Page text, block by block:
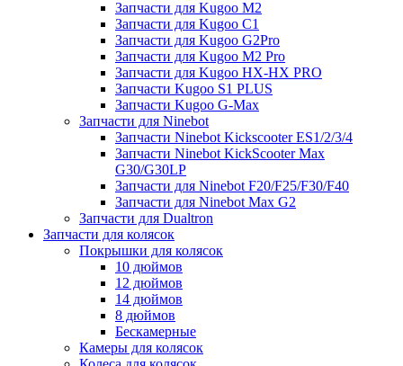
Запчасти для Kugoo M2
Запчасти для Kugoo C1
Запчасти для Kugoo G2Pro
Запчасти для Kugoo M2 Pro
Запчасти для Kugoo HX-HX PRO
Запчасти Kugoo S1 PLUS
Запчасти Kugoo G-Max
Запчасти для Ninebot
Запчасти Ninebot Kickscooter ES1/2/3/4
Запчасти Ninebot KickScooter Max
G30/G30LP
Запчасти для Ninebot F20/F25/F30/F40
Запчасти для Ninebot Max G2
Запчасти для Dualtron
Запчасти для колясок
Покрышки для колясок
10 дюймов
12 дюймов
14 дюймов
8 дюймов
Бескамерные
Камеры для колясок